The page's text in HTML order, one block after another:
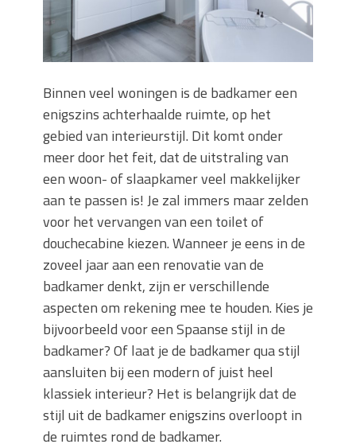
Waarom technische eisen de basis
vormen voor functionele ruimtes
Nieuwe kozijnen als onderdeel van een
energierenovatie: wat de overgang
technisch vraagt
Binnen veel woningen is de badkamer een
enigszins achterhaalde ruimte, op het
gebied van interieurstijl. Dit komt onder
meer door het feit, dat de uitstraling van
een woon- of slaapkamer veel makkelijker
aan te passen is! Je zal immers maar zelden
voor het vervangen van een toilet of
douchecabine kiezen. Wanneer je eens in de
zoveel jaar aan een renovatie van de
badkamer denkt, zijn er verschillende
aspecten om rekening mee te houden. Kies je
bijvoorbeeld voor een Spaanse stijl in de
badkamer? Of laat je de badkamer qua stijl
aansluiten bij een modern of juist heel
klassiek interieur? Het is belangrijk dat de
stijl uit de badkamer enigszins overloopt in
de ruimtes rond de badkamer.